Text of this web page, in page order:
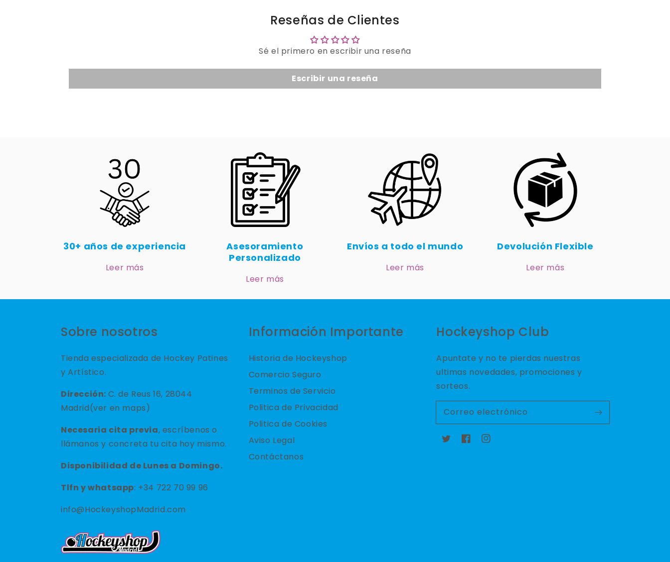
Reseñas de Clientes
Sé el primero en escribir una reseña
Escribir una reseña
30+ años de experiencia
Leer más
Asesoramiento
Personalizado
Leer más
Envíos a todo el mundo
Leer más
Devolución Flexible
Leer más
Sobre nosotros
Tienda especializada de Hockey Patines
y Artístico.
Dirección: C. de Reus 16, 28044
Madrid(ver en maps)
Necesaria cita previa, escríbenos o
llámanos y concreta tu cita hoy mismo.
Disponibilidad de Lunes a Domingo.
Tlfn ywhatsapp: +34 722 70 99 96
info@HockeyshopMadrid.com
Información Importante
Historia de Hockeyshop
Comercio Seguro
Terminos de Servicio
Politica de Privacidad
Politica de Cookies
Aviso Legal
Contáctanos
Hockeyshop Club
Apuntate y no te pierdas nuestras
ultimas novedades, promociones y
sorteos.
Correo electrónico
TwitterFacebookInstagram